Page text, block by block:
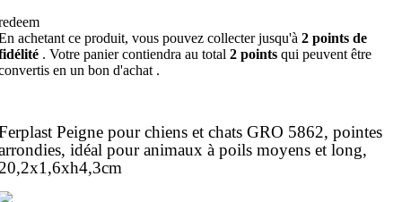
achetant ce produit, vous pouvez collecter jusqu'à 2 points de
. Votre panier contiendra au total 2 points qui peuvent être
en un bon d'achat .
Peigne pour chiens et chats GRO 5862, pointes
idéal pour animaux à poils moyens et long,